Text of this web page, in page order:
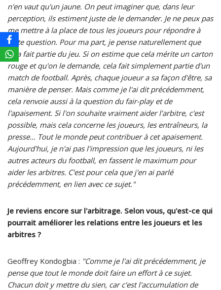
n'en vaut qu'un jaune. On peut imaginer que, dans leur
perception, ils estiment juste de le demander. Je ne peux pas
me mettre à la place de tous les joueurs pour répondre à
cette question. Pour ma part, je pense naturellement que
cela fait partie du jeu. Si on estime que cela mérite un carton
rouge et qu'on le demande, cela fait simplement partie d'un
match de football. Après, chaque joueur a sa façon d'être, sa
manière de penser. Mais comme je l'ai dit précédemment,
cela renvoie aussi à la question du fair-play et de
l'apaisement. Si l'on souhaite vraiment aider l'arbitre, c'est
possible, mais cela concerne les joueurs, les entraîneurs, la
presse… Tout le monde peut contribuer à cet apaisement.
Aujourd'hui, je n'ai pas l'impression que les joueurs, ni les
autres acteurs du football, en fassent le maximum pour
aider les arbitres. C'est pour cela que j'en ai parlé
précédemment, en lien avec ce sujet."
Je reviens encore sur l'arbitrage. Selon vous, qu'est-ce qui
pourrait améliorer les relations entre les joueurs et les
arbitres ?
Geoffrey Kondogbia : "Comme je l'ai dit précédemment, je
pense que tout le monde doit faire un effort à ce sujet.
Chacun doit y mettre du sien, car c'est l'accumulation de